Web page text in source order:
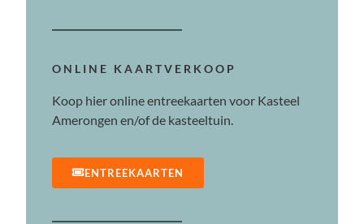
ONLINE KAARTVERKOOP
Koop hier online entreekaarten voor Kasteel
Amerongen en/of de kasteeltuin.
ENTREEKAARTEN